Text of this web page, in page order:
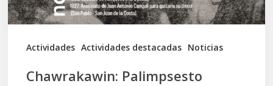
Actividades Actividades destacadas Noticias
tensiones
documentales
Chawrakawin: Palimpsesto